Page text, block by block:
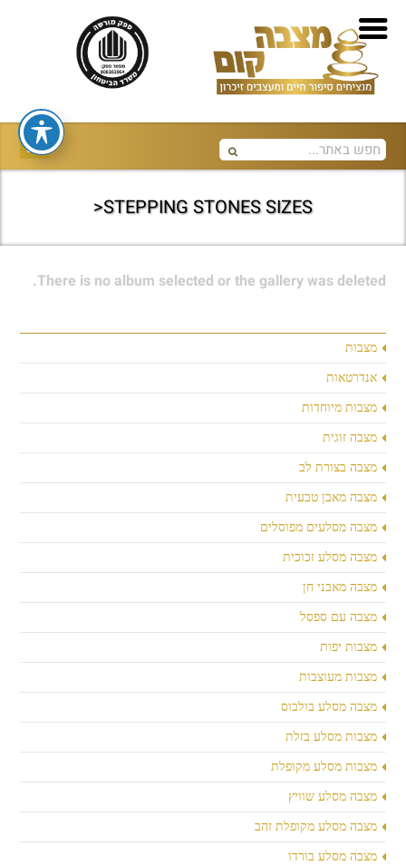
STEPPING STONES SIZES<
מצבות
אנדרטאות
מצבות מיוחדות
מצבה זוגית
מצבה בצורת לב
מצבה מאבן טבעית
מצבה מסלעים מפוסלים
מצבה מסלע זכוכית
מצבה מאבני חן
מצבה עם ספסל
מצבות יפות
מצבות מעוצבות
מצבה מסלע בולבוס
מצבות מסלע בזלת
מצבות מסלע מקופלת
מצבה מסלע שוויץ
מצבה מסלע מקופלת זהב
מצבה מסלע בורדו
There is no album selected or the gallery was deleted.